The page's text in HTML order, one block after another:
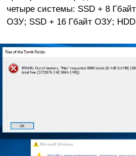
четыре системы: SSD + 8
ОЗУ; SSD + 16 Гбайт ОЗУ;